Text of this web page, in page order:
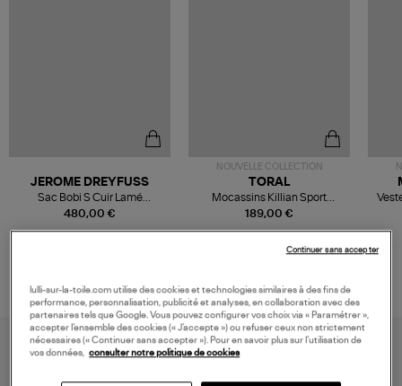
480,00 €
JEROME DREYFUSS
Sac Bobi S Cuir Lamé
Champagne
NOUVELLE COLLECTION
189,00 €
TORAL
Mocassins Killian Sport
Mousse
lulli-sur-la-toile.com utilise des cookies et technologies similaires à des fins de
performance, personnalisation, publicité et analyses, en collaboration avec des
partenaires tels que Google. Vous pouvez configurer vos choix via « Paramétrer »,
accepter l’ensemble des cookies (« J’accepte ») ou refuser ceux non strictement
nécessaires (« Continuer sans accepter »). Pour en savoir plus sur l’utilisation de
vos données,
consulter notre politique de cookies
Continuer sans accepter